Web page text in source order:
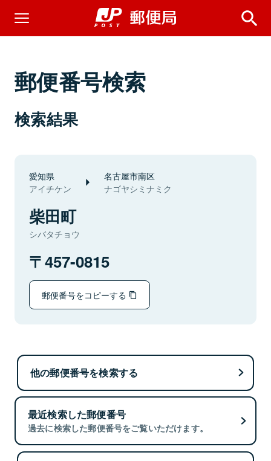
郵便番号検索
検索結果
愛知県
アイチケン
名古屋市南区
ナゴヤシミナミク
柴田町
シバタチョウ
457-0815
郵便番号をコピーする
他の郵便番号を検索する
最近検索した郵便番号
過去に検索した郵便番号をご覧いただけます。